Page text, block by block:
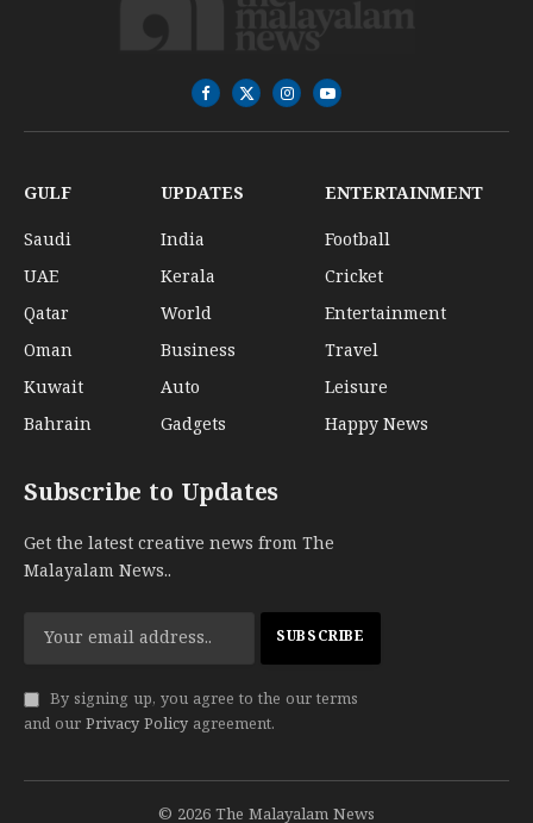
Facebook
X
(Twitter)
InstagramYouTube
GULF
Saudi
UAE
Qatar
Oman
Kuwait
Bahrain
UPDATES
India
Kerala
World
Business
Auto
Gadgets
ENTERTAINMENT
Football
Cricket
Entertainment
Travel
Leisure
Happy News
Subscribe to Updates
Get the latest creative news from The
Malayalam News..
By signing up, you agree to the our terms
and our Privacy Policy agreement.
© 2026 The Malayalam News